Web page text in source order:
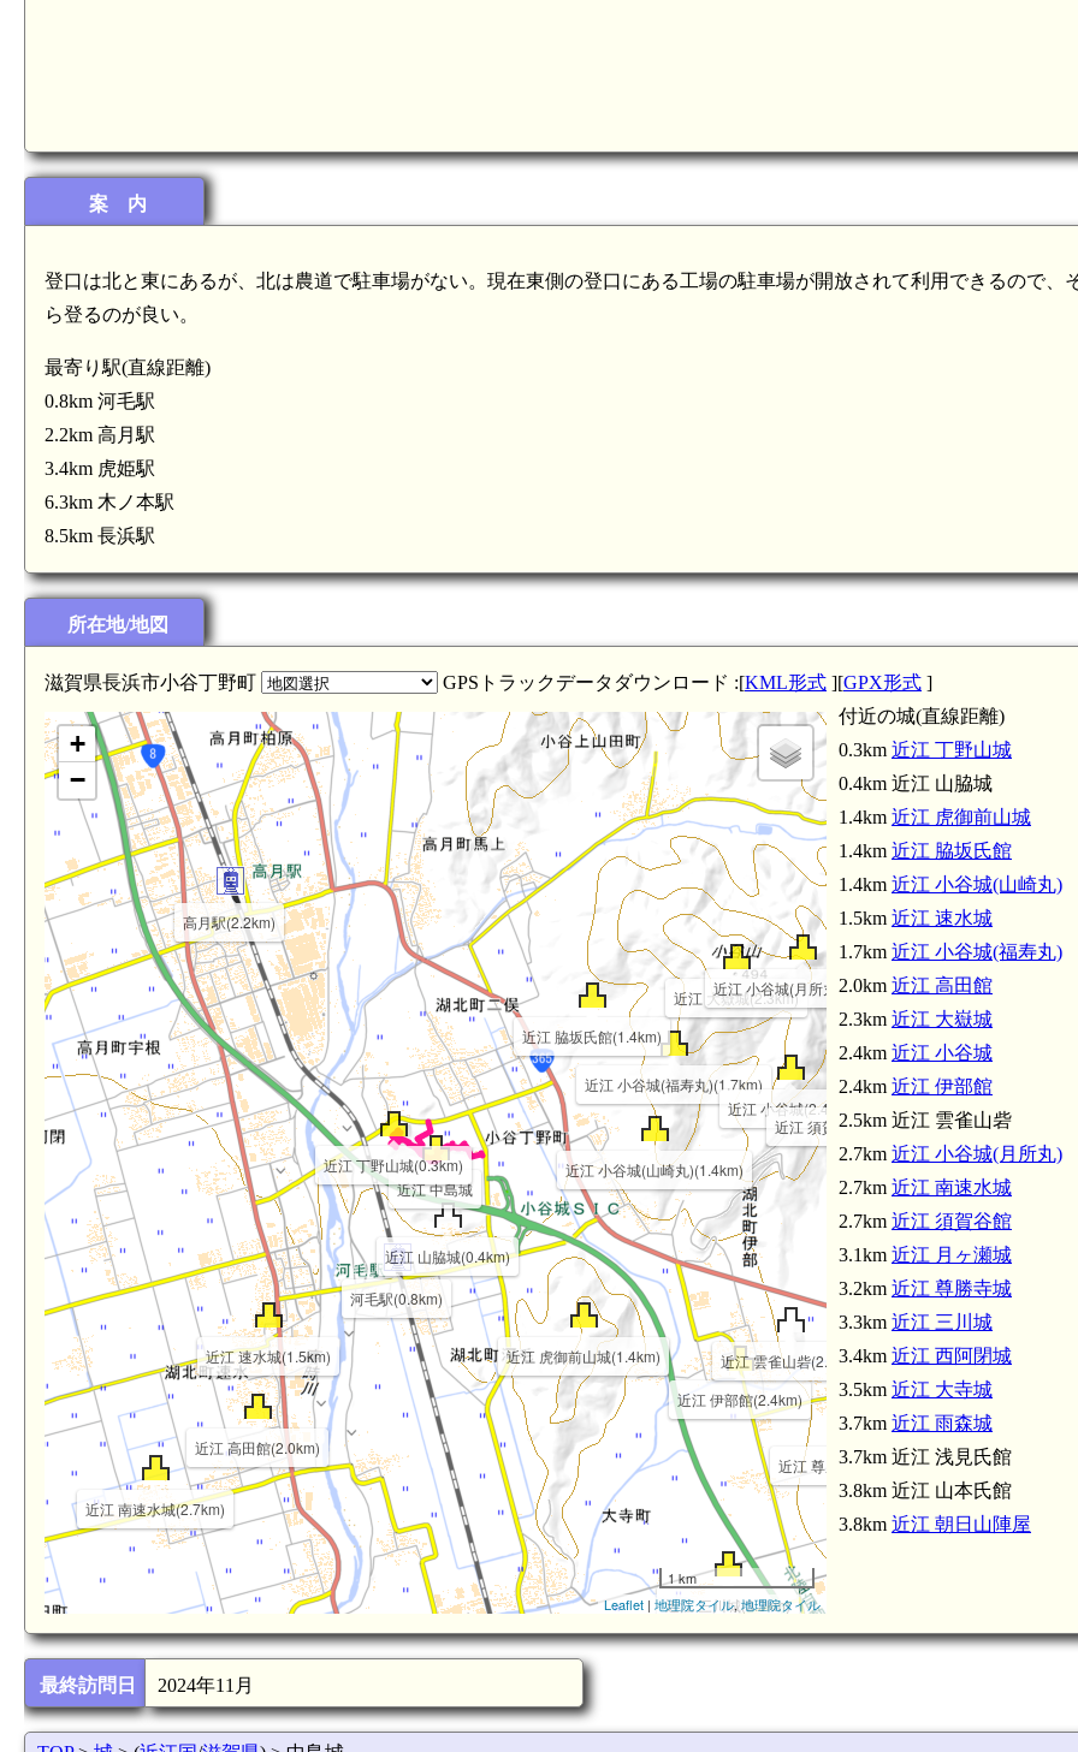
案 内
登口は北と東にあるが、北は農道で駐車場がない。現在東側の登口にある工場の駐車場が開放されて利用できるので、
ら登るのが良い。
最寄り駅(直線距離)
0.8km 河毛駅
2.2km 高月駅
3.4km 虎姫駅
6.3km 木ノ本駅
8.5km 長浜駅
所在地/地図
滋賀県長浜市小谷丁野町 GPSトラックデータダウンロード :[KML形式 ][GPX形式 ]
河毛駅(0.8km)
高月駅(2.2km)
虎姫駅(3.4km)
(6.3km)
近江 中島城
近江 丁野山城(0.3km)
近江 山脇城(0.4km)
近江 虎御前山城(1.4km)
近江 脇坂氏館(1.4km)
近江 小谷城(山崎丸)(1.4km)
近江 速水城(1.5km)
近江 小谷城(福寿丸)(1.7km)
近江 高田館(2.0km)
近江 大嶽城(2.3km)
近江 小谷城(2.4km)
近江 伊部館(2.4km)
近江 雲雀山砦(2.5km)
近江 小谷城(月所丸)(2.7km)
近江 南速水城(2.7km)
近江 須賀谷館(2.7km)
近江 尊勝寺城(3.2km)
近江 三川城(3.3km)
近江 大寺城(3.5km)
+
−
1 km
Leaflet | 地理院タイル,地理院タイル
付近の城(直線距離)
0.3km 近江 丁野山城
0.4km 近江 山脇城
1.4km 近江 虎御前山城
1.4km 近江 脇坂氏館
1.4km 近江 小谷城(山崎丸)
1.5km 近江 速水城
1.7km 近江 小谷城(福寿丸)
2.0km 近江 高田館
2.3km 近江 大嶽城
2.4km 近江 小谷城
2.4km 近江 伊部館
2.5km 近江 雲雀山砦
2.7km 近江 小谷城(月所丸)
2.7km 近江 南速水城
2.7km 近江 須賀谷館
3.1km 近江 月ヶ瀬城
3.2km 近江 尊勝寺城
3.3km 近江 三川城
3.4km 近江 西阿閉城
3.5km 近江 大寺城
3.7km 近江 雨森城
3.7km 近江 浅見氏館
3.8km 近江 山本氏館
3.8km 近江 朝日山陣屋
最終訪問日 2024年11月